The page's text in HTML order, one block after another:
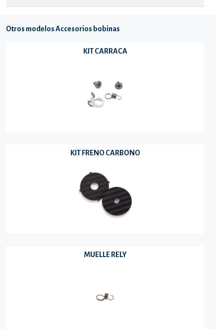
Otros modelos Accesorios bobinas
KIT CARRACA
KIT FRENO CARBONO
MUELLE RELY